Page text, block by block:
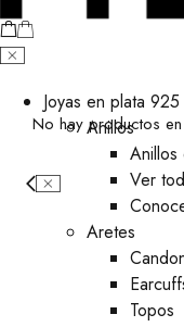
No hay productos
Joyas en plata 925
Anillos
Anillos
Ver
Aretes
Topos